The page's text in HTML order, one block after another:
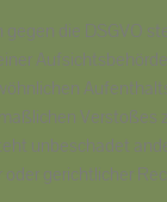
gegen die DSGVO
Verstoßes
unbeschadet
gerichtlicher